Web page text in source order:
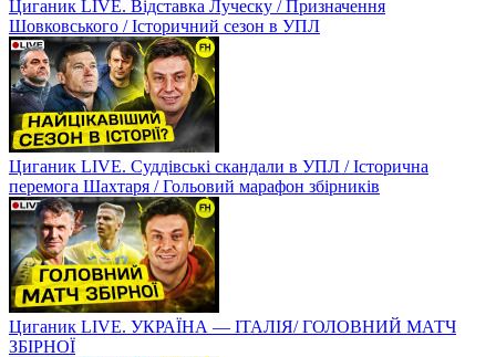
Циганик LIVE. Відставка Луческу / Призначення
Шовковського / Історичний сезон в УПЛ
Циганик LIVE. Суддівські скандали в УПЛ / Історична
перемога Шахтаря / Гольовий марафон збірників
Циганик LIVE. УКРАЇНА — ІТАЛІЯ/ ГОЛОВНИЙ МАТЧ
ЗБІРНОЇ